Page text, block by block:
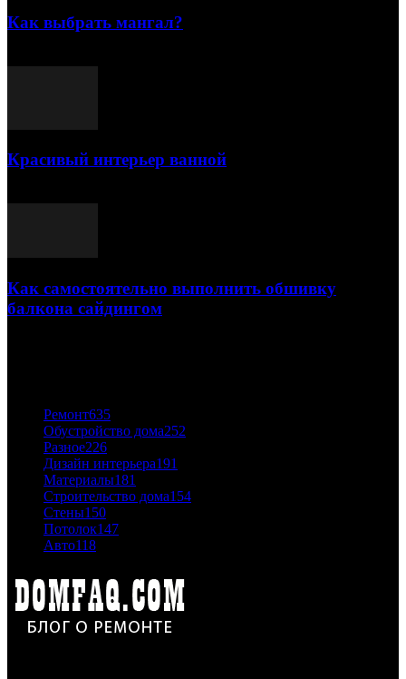
Как выбрать мангал?
Красивый интерьер ванной
Как самостоятельно выполнить обшивку
балкона сайдингом
Ремонт635
Обустройство дома252
Разное226
Дизайн интерьера191
Материалы181
Строительство дома154
Стены150
Потолок147
Авто118